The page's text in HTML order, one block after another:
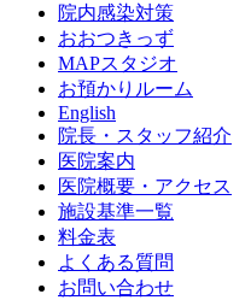
院内感染対策
おおつきっず
MAPスタジオ
お預かりルーム
English
院長・スタッフ紹介
医院案内
医院概要・アクセス
施設基準一覧
料金表
よくある質問
お問い合わせ